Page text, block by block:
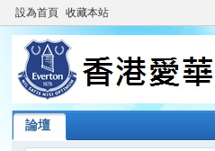
設為首頁 收藏本站
論壇